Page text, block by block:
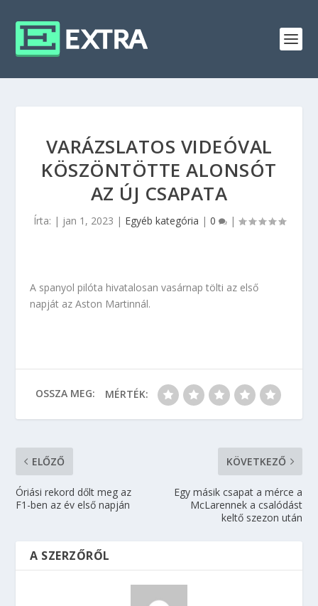
VARÁZSLATOS VIDEÓVAL
KÖSZÖNTÖTTE ALONSÓT
AZ ÚJ CSAPATA
Írta: | jan 1, 2023 | Egyéb kategória | 0 |
A spanyol pilóta hivatalosan vasárnap tölti az első
napját az Aston Martinnál.
OSSZA MEG: MÉRTÉK:
ELŐZŐ
Óriási rekord dőlt meg az
F1-ben az év első napján
KÖVETKEZŐ
Egy másik csapat a mérce a
McLarennek a csalódást
keltő szezon után
A SZERZŐRŐL